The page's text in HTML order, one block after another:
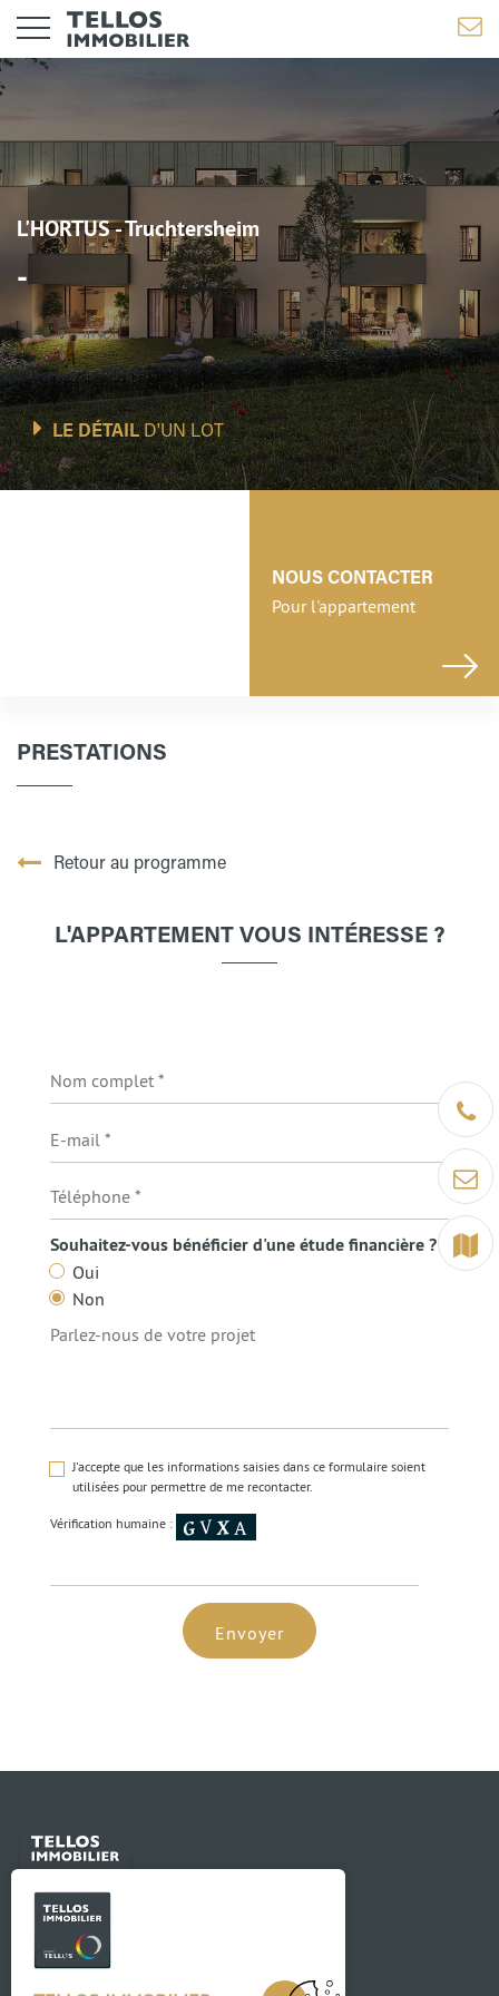
Être
Contact
Terrain
L'HORTUS - Truchtersheim
-
LE DÉTAILD'UN LOT
NOUS CONTACTER
Pour l'appartement
PRESTATIONS
Retour au programme
L'APPARTEMENT VOUS INTÉRESSE ?
Souhaitez-vous bénéficier d'une étude financière ?
Oui
Non
J'accepte que les informations saisies dans ce formulaire soient
utilisées pour permettre de me recontacter.
Vérification humaine :
Envoyer
Contact